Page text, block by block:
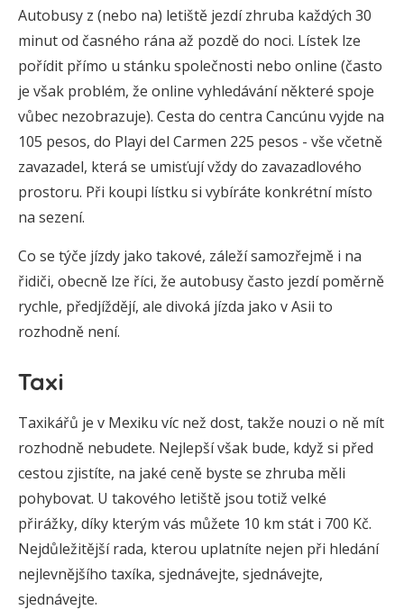
Autobusy z (nebo na) letiště jezdí zhruba každých 30
minut od časného rána až pozdě do noci. Lístek lze
pořídit přímo u stánku společnosti nebo online (často
je však problém, že online vyhledávání některé spoje
vůbec nezobrazuje). Cesta do centra Cancúnu vyjde na
105 pesos, do Playi del Carmen 225 pesos - vše včetně
zavazadel, která se umisťují vždy do zavazadlového
prostoru. Při koupi lístku si vybíráte konkrétní místo
na sezení.
Co se týče jízdy jako takové, záleží samozřejmě i na
řidiči, obecně lze říci, že autobusy často jezdí poměrně
rychle, předjíždějí, ale divoká jízda jako v Asii to
rozhodně není.
Taxi
Taxikářů je v Mexiku víc než dost, takže nouzi o ně mít
rozhodně nebudete. Nejlepší však bude, když si před
cestou zjistíte, na jaké ceně byste se zhruba měli
pohybovat. U takového letiště jsou totiž velké
přirážky, díky kterým vás můžete 10 km stát i 700 Kč.
Nejdůležitější rada, kterou uplatníte nejen při hledání
nejlevnějšího taxíka, sjednávejte, sjednávejte,
sjednávejte.